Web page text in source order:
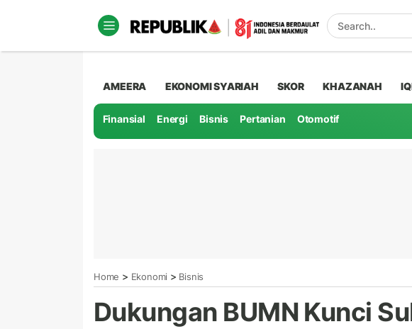
AMEERA EKONOMI SYARIAH SKOR KHAZANAH
Finansial Energi Bisnis Pertanian Otomotif
Home > Ekonomi > Bisnis
Dukungan BUMN Kunci